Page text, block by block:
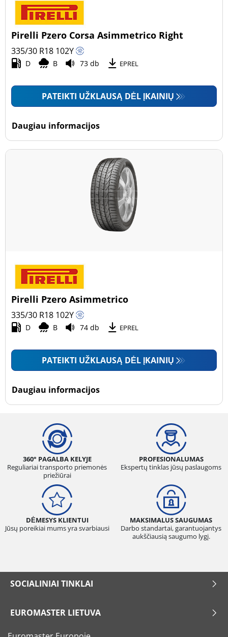
Pirelli Pzero Corsa Asimmetrico Right
335/30 R18 102Y
D B 73 db EPREL
PATEIKTI UŽKLAUSĄ DĖL ĮKAINIŲ
Daugiau informacijos
Pirelli Pzero Asimmetrico
335/30 R18 102Y
D B 74 db EPREL
PATEIKTI UŽKLAUSĄ DĖL ĮKAINIŲ
Daugiau informacijos
360° PAGALBA KELYJE
Reguliariai transporto priemonės
priežiūrai
PROFESIONALUMAS
Ekspertų tinklas jūsų paslaugoms
DĖMESYS KLIENTUI
Jūsų poreikiai mums yra svarbiausi
MAKSIMALUS SAUGUMAS
Darbo standartai, garantuojantys
aukščiausią saugumo lygį.
SOCIALINIAI TINKLAI
EUROMASTER LIETUVA